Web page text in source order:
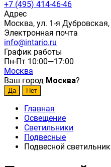
+7 (495) 414-46-46
Адрес
Москва, ул. 1-я Дубровская,
Электронная почта
info@intario.ru
График работы
Пн-Пт 10:00—17:00
Москва
Ваш город Москва?
Главная
Освещение
Светильники
Подвесные
Подвесной